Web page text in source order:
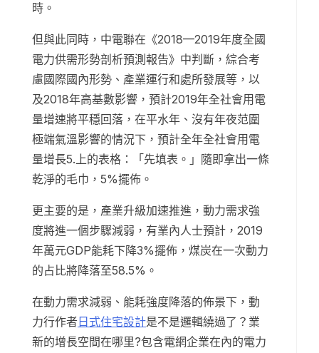
時。
但與此同時，中電聯在《2018—2019年度全國
電力供需形勢剖析預測報告》中判斷，綜合考
慮國際國內形勢、產業運行和處所發展等，以
及2018年高基數影響，預計2019年全社會用電
量增速將平穩回落，在平水年、沒有年夜范圍
極端氣溫影響的情況下，預計全年全社會用電
量增長5.上的表格：「先填表。」隨即拿出一條
乾淨的毛巾，5%擺佈。
更主要的是，產業升級加速推進，動力需求強
度將進一個步驟減弱，有業內人士預計，2019
年萬元GDP能耗下降3%擺佈，煤炭在一次動力
的占比將降落至58.5%。
在動力需求減弱、能耗強度降落的佈景下，動
力行作者 日式住宅設計是不是邏輯繞過了？業
新的增長空間在哪里?包含電網企業在內的電力